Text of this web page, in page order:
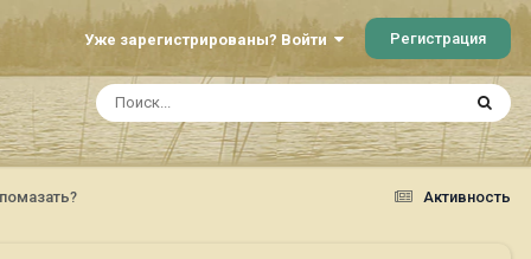
Уже зарегистрированы? Войти Регистрация
Активность